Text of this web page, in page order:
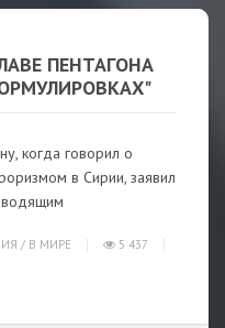
ПЕНТАГОНА
когда говорил о
в Сирии, заявил
/ В МИРЕ
5 437